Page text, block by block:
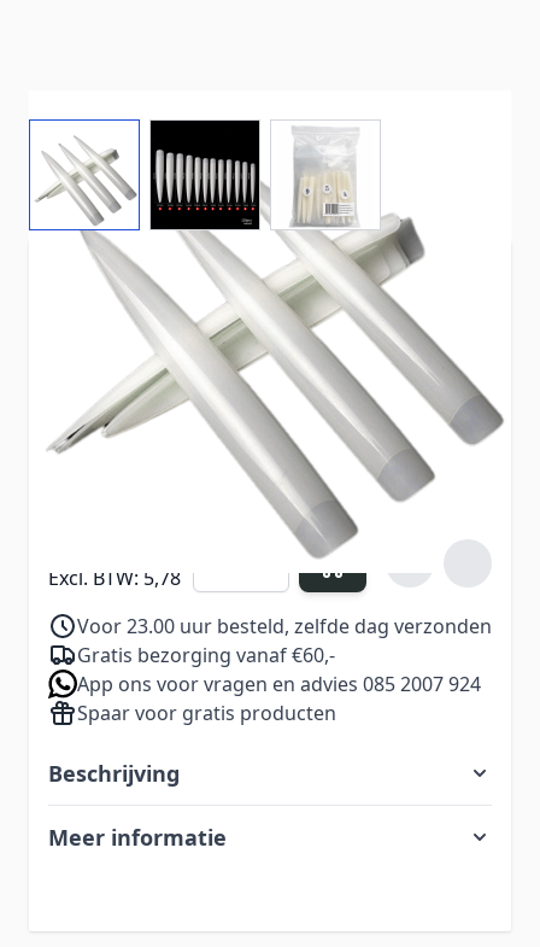
View larger imageView larger image
Creëer moeiteloos lange, elegante stiletto
Verdien6Nail Points bij aankoop van dit
product
Excl. BTW: 5,78
Voor 23.00 uur besteld, zelfde dag verzonden
Gratis bezorging vanaf €60,-
App ons voor vragen en advies 085 2007 924
Spaar voor gratis producten
Beschrijving
Meer informatie